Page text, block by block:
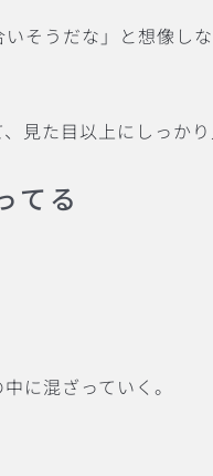
そうだな」と想像し
見た目以上にしっかり
てる
に混ざっていく。